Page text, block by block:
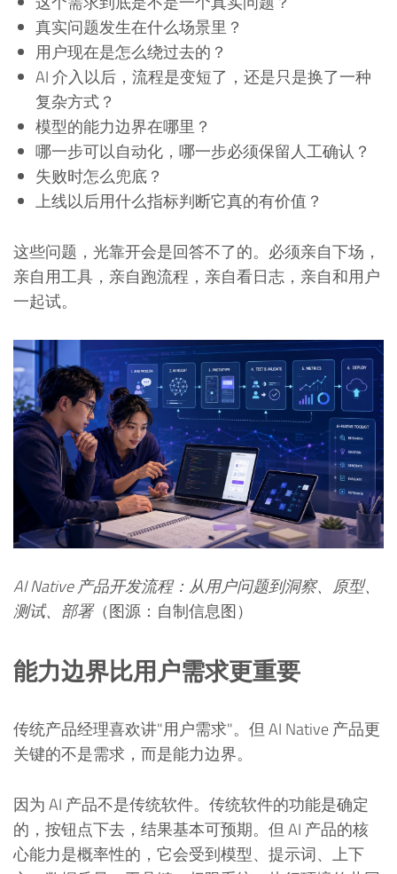
真实问题发生在什么场景里？
用户现在是怎么绕过去的？
AI 介入以后，流程是变短了，还是只是换了一种
复杂方式？
模型的能力边界在哪里？
哪一步可以自动化，哪一步必须保留人工确认？
失败时怎么兜底？
上线以后用什么指标判断它真的有价值？
这些问题，光靠开会是回答不了的。必须亲自下场，
亲自用工具，亲自跑流程，亲自看日志，亲自和用户
一起试。
AI Native 产品开发流程：从用户问题到洞察、原型、
测试、部署（图源：自制信息图）
能力边界比用户需求更重要
传统产品经理喜欢讲"用户需求"。但 AI Native 产品更
关键的不是需求，而是能力边界。
因为 AI 产品不是传统软件。传统软件的功能是确定
的，按钮点下去，结果基本可预期。但 AI 产品的核
心能力是概率性的，它会受到模型、提示词、上下